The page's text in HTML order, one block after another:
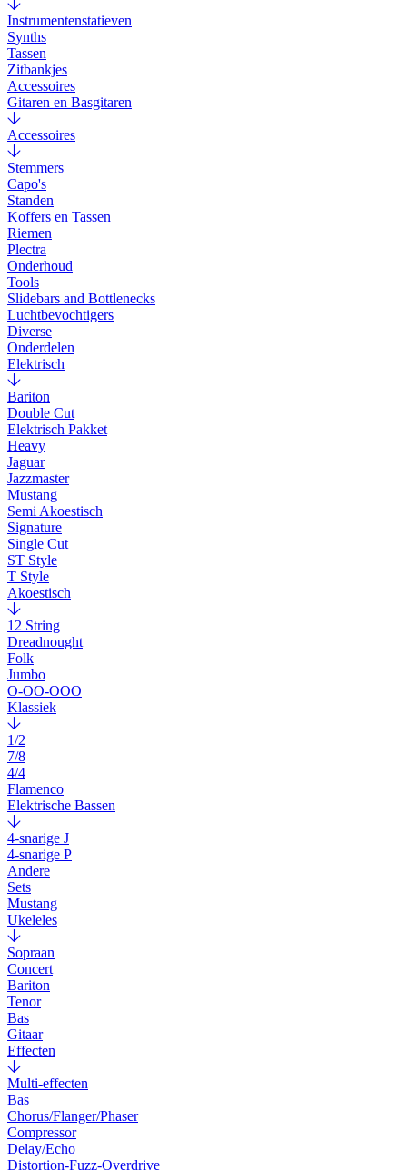
Instrumentenstatieven
Synths
Tassen
Zitbankjes
Accessoires
Gitaren en Basgitaren
Accessoires
Stemmers
Capo's
Standen
Koffers en Tassen
Riemen
Plectra
Onderhoud
Tools
Slidebars and Bottlenecks
Luchtbevochtigers
Diverse
Onderdelen
Elektrisch
Bariton
Double Cut
Elektrisch Pakket
Heavy
Jaguar
Jazzmaster
Mustang
Semi Akoestisch
Signature
Single Cut
ST Style
T Style
Akoestisch
12 String
Dreadnought
Folk
Jumbo
O-OO-OOO
Klassiek
1/2
7/8
4/4
Flamenco
Elektrische Bassen
4-snarige J
4-snarige P
Andere
Sets
Mustang
Ukeleles
Sopraan
Concert
Bariton
Tenor
Bas
Gitaar
Effecten
Multi-effecten
Bas
Chorus/Flanger/Phaser
Compressor
Delay/Echo
Distortion-Fuzz-Overdrive